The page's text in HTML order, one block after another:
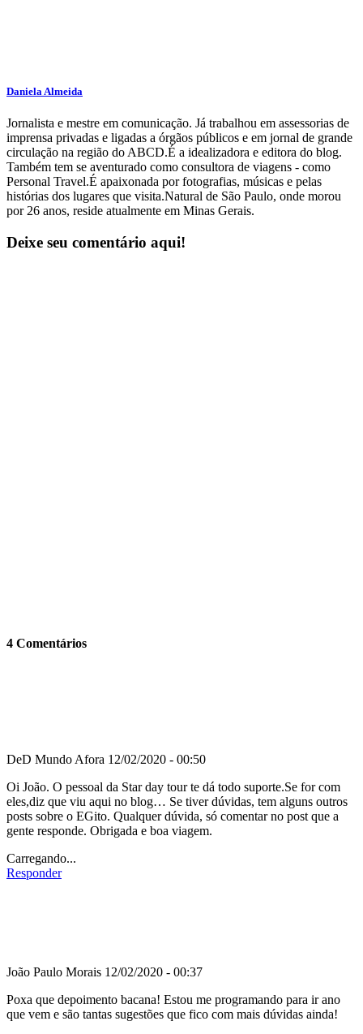
Daniela Almeida
Jornalista e mestre em comunicação. Já trabalhou em assessorias de
imprensa privadas e ligadas a órgãos públicos e em jornal de grande
circulação na região do ABCD.É a idealizadora e editora do blog.
Também tem se aventurado como consultora de viagens - como
Personal Travel.É apaixonada por fotografias, músicas e pelas
histórias dos lugares que visita.Natural de São Paulo, onde morou
por 26 anos, reside atualmente em Minas Gerais.
Deixe seu comentário aqui!
4 Comentários
DeD Mundo Afora 12/02/2020 - 00:50
Oi João. O pessoal da Star day tour te dá todo suporte.Se for com
eles,diz que viu aqui no blog… Se tiver dúvidas, tem alguns outros
posts sobre o EGito. Qualquer dúvida, só comentar no post que a
gente responde. Obrigada e boa viagem.
Carregando...
Responder
João Paulo Morais 12/02/2020 - 00:37
Poxa que depoimento bacana! Estou me programando para ir ano
que vem e são tantas sugestões que fico com mais dúvidas ainda!